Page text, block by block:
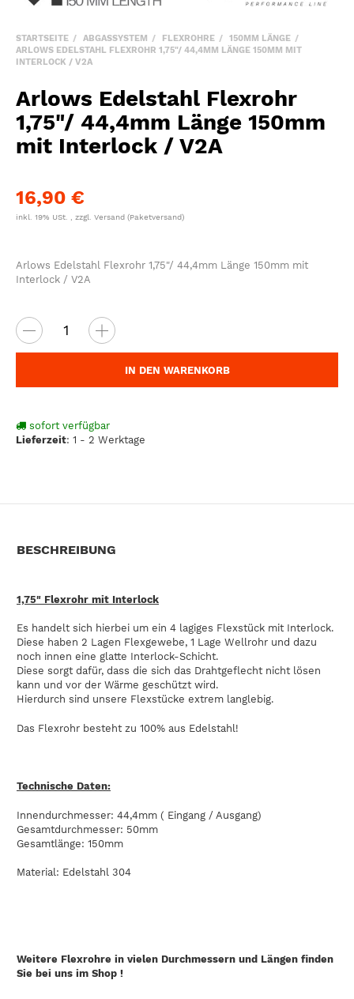
STARTSEITE ABGASSYSTEM FLEXROHRE
150MM LÄNGE
ARLOWS EDELSTAHL FLEXROHR 1,75"/ 44,4MM LÄNGE 150MM MIT
INTERLOCK / V2A
Arlows Edelstahl Flexrohr
1,75"/ 44,4mm Länge 150mm
mit Interlock / V2A
16,90 €
inkl. 19% USt. , zzgl. Versand (Paketversand)
Arlows Edelstahl Flexrohr 1,75"/ 44,4mm Länge 150mm mit
Interlock / V2A
IN DEN WARENKORB
sofort verfügbar
Lieferzeit: 1 - 2 Werktage
BESCHREIBUNG
1,75" Flexrohr mit Interlock
Es handelt sich hierbei um ein 4 lagiges Flexstück mit Interlock.
Diese haben 2 Lagen Flexgewebe, 1 Lage Wellrohr und dazu
noch innen eine glatte Interlock-Schicht.
Diese sorgt dafür, dass die sich das Drahtgeflecht nicht lösen
kann und vor der Wärme geschützt wird.
Hierdurch sind unsere Flexstücke extrem langlebig.
Das Flexrohr besteht zu 100% aus Edelstahl!
Technische Daten:
Innendurchmesser: 44,4mm ( Eingang / Ausgang)
Gesamtdurchmesser: 50mm
Gesamtlänge: 150mm
Material: Edelstahl 304
Weitere Flexrohre in vielen Durchmessern und Längen finden
Sie bei uns im Shop !